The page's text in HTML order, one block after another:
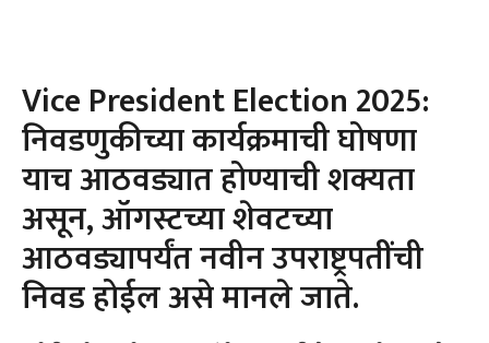
Vice President Election 2025:
निवडणुकीच्या कार्यक्रमाची घोषणा
याच आठवड्यात होण्याची शक्यता
असून, ऑगस्टच्या शेवटच्या
आठवड्यापर्यंत नवीन उपराष्ट्रपतींची
निवड होईल असे मानले जाते.